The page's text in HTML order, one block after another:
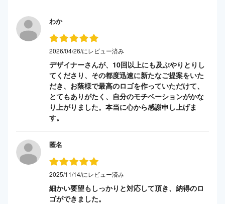
わか
2026/04/26/にレビュー済み
デザイナーさんが、10回以上にも及ぶやりとりし
てくださり、その都度迅速に新たなご提案をいた
だき、お蔭様で最高のロゴを作っていただけて、
とてもありがたく、自分のモチベーションがかな
り上がりました。本当に心から感謝申し上げま
す。
匿名
2025/11/14/にレビュー済み
細かい要望もしっかりと対応して頂き、納得のロ
ゴができました。